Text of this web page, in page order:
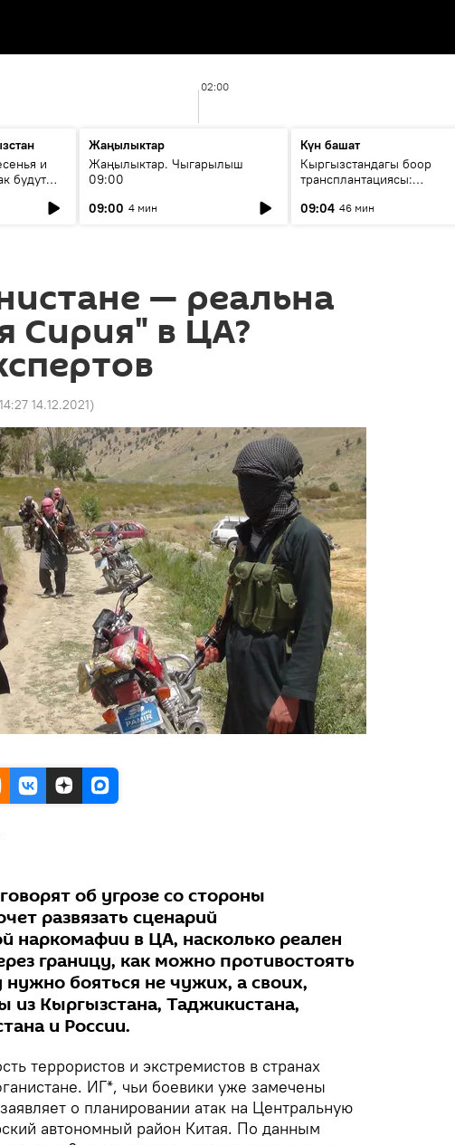
02:00
и
будут
Жаңылыктар
Жаңылыктар. Чыгарылыш
09:00
09:00 4 мин
Күн башат
Кыргызстандагы боор
трансплантациясы:
келечеги
09:04 46 мин
— реальна
Сирия" в ЦА?
14:27 14.12.2021)
об угрозе со стороны
развязать сценарий
наркомафии в ЦА, насколько реален
границу, как можно противостоять
бояться не чужих, а своих,
из Кыргызстана, Таджикистана,
и России.
террористов и экстремистов в странах
ИГ*, чьи боевики уже замечены
о планировании атак на Центральную
автономный район Китая. По данным